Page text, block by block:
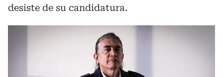
desiste de su candidatura.